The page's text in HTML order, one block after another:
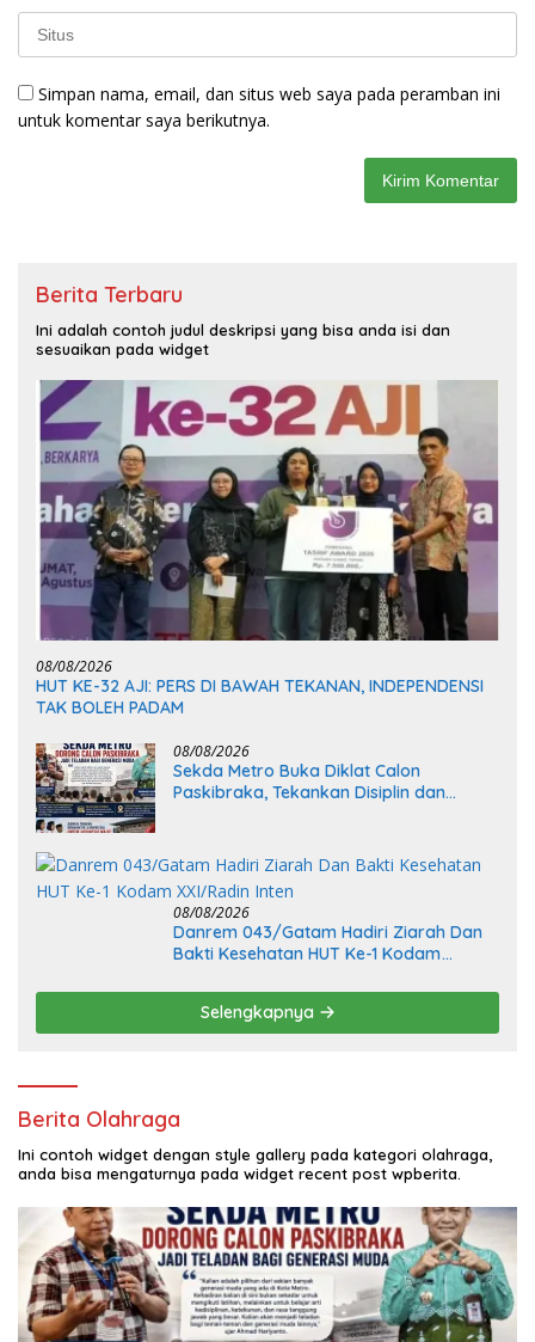
Simpan nama, email, dan situs web saya pada peramban ini
untuk komentar saya berikutnya.
Berita Terbaru
Ini adalah contoh judul deskripsi yang bisa anda isi dan
sesuaikan pada widget
08/08/2026
HUT KE-32 AJI: PERS DI BAWAH TEKANAN, INDEPENDENSI
TAK BOLEH PADAM
08/08/2026
Sekda Metro Buka Diklat Calon
Paskibraka, Tekankan Disiplin dan
08/08/2026
Danrem 043/Gatam Hadiri Ziarah Dan
Bakti Kesehatan HUT Ke-1 Kodam
Selengkapnya
Berita Olahraga
Ini contoh widget dengan style gallery pada kategori olahraga,
anda bisa mengaturnya pada widget recent post wpberita.